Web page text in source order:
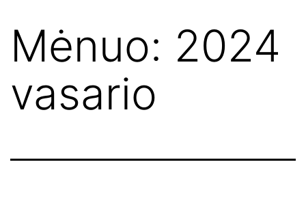
Mėnuo: 2024
vasario